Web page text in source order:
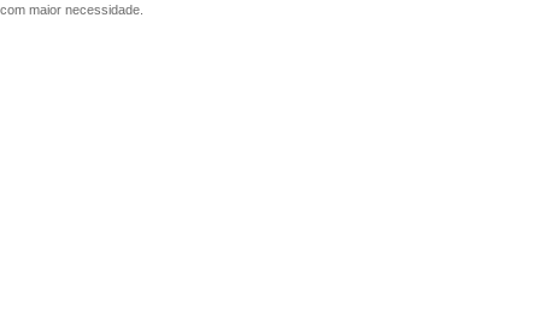
com maior necessidade.